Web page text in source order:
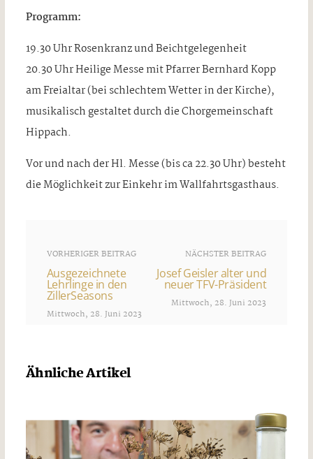
Programm:
19.30 Uhr Rosenkranz und Beichtgelegenheit
20.30 Uhr Heilige Messe mit Pfarrer Bernhard Kopp
am Freialtar (bei schlechtem Wetter in der Kirche),
musikalisch gestaltet durch die Chorgemeinschaft
Hippach.
Vor und nach der Hl. Messe (bis ca 22.30 Uhr) besteht
die Möglichkeit zur Einkehr im Wallfahrtsgasthaus.
VORHERIGER BEITRAG
Ausgezeichnete
Lehrlinge in den
ZillerSeasons
Mittwoch, 28. Juni 2023
NÄCHSTER BEITRAG
Josef Geisler alter und
neuer TFV-Präsident
Mittwoch, 28. Juni 2023
Ähnliche Artikel